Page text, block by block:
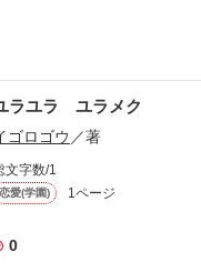
ラユラ ユラメク
ゴロゴウ ／著
文字数/1
恋愛(学園) 1ページ
0